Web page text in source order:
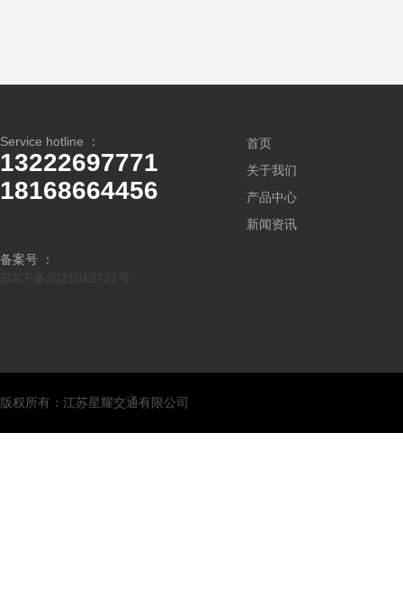
Service hotline ：
13222697771
18168664456
备案号 ：
首页
关于我们
产品中心
新闻资讯
版权所有：江苏星耀交通有限公司